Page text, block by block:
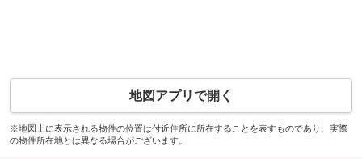
地図アプリで開く
※地図上に表示される物件の位置は付近住所に所在することを表すものであり、実際
の物件所在地とは異なる場合がございます。